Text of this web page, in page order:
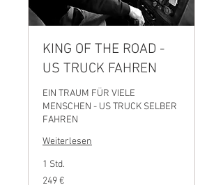
KING OF THE ROAD -
US TRUCK FAHREN
EIN TRAUM FÜR VIELE
MENSCHEN - US TRUCK SELBER
FAHREN
Weiterlesen
1 Std.
249
249 €